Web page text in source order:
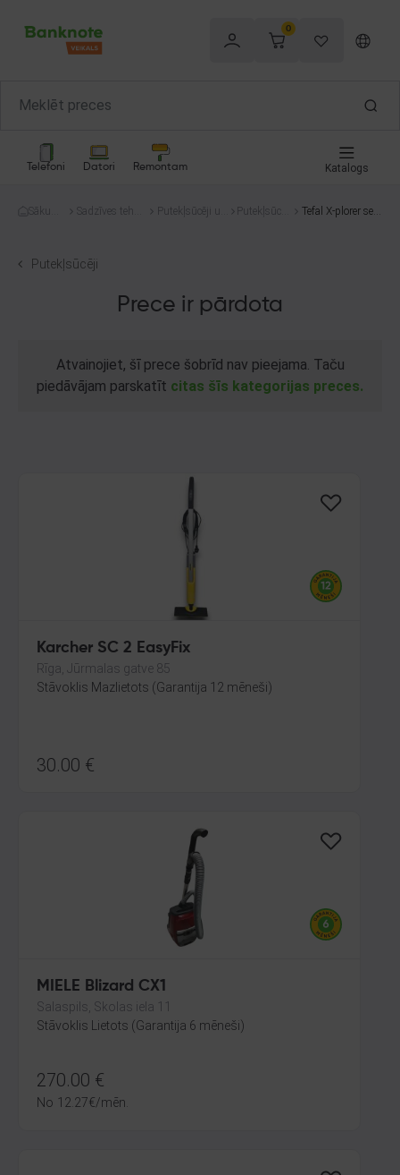
0
Telefoni Datori Remontam Katalogs
Sākum
Sadzīves tehni
Putekļsūcēji un
Putekļsūcēj
Tefal X-plorer seri
Putekļsūcēji
Prece ir pārdota
Atvainojiet, šī prece šobrīd nav pieejama. Taču
piedāvājam parskatīt citas šīs kategorijas preces.
Karcher SC 2 EasyFix
Rīga, Jūrmalas gatve 85
Stāvoklis Mazlietots (Garantija 12 mēneši)
30.00 €
MIELE Blizard CX1
Salaspils, Skolas iela 11
Stāvoklis Lietots (Garantija 6 mēneši)
270.00 €
No 12.27€/mēn.